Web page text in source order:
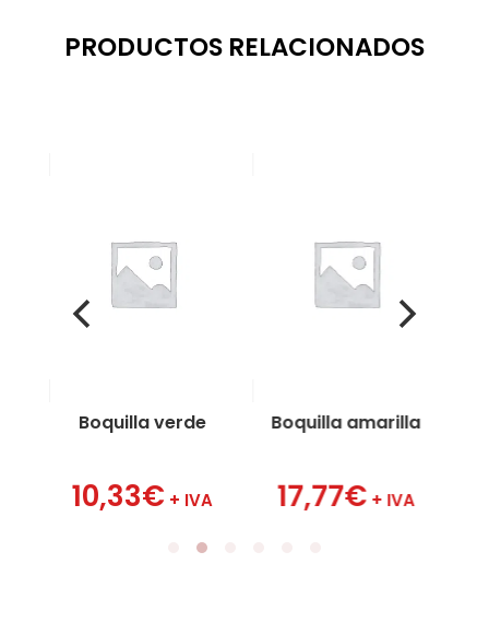
PRODUCTOS RELACIONADOS
Boquilla verde
10,33€ + IVA
Boquilla amarilla
17,77€ + IVA